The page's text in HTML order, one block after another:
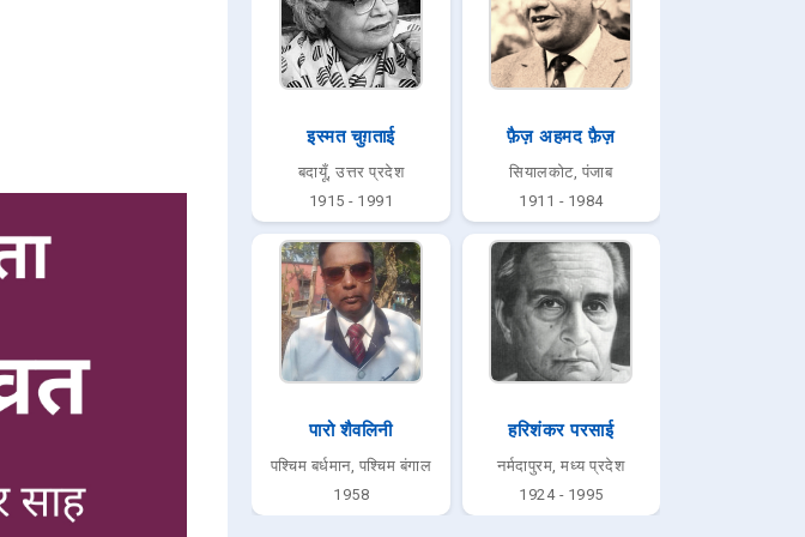
इस्मत चुग़ताई
बदायूँ, उत्तर प्रदेश
1915 - 1991
फ़ैज़ अहमद फ़ैज़
सियालकोट, पंजाब
1911 - 1984
पारो शैवलिनी
पश्चिम बर्धमान, पश्चिम बंगाल
1958
हरिशंकर परसाई
नर्मदापुरम, मध्य प्रदेश
1924 - 1995